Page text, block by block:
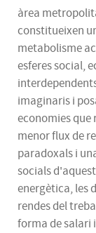
àrea
constitueixen
metabolisme
esferes social,
imaginaris i
economies que
menor flux de
paradoxals i
socials
energètica, les
rendes del
forma de salari